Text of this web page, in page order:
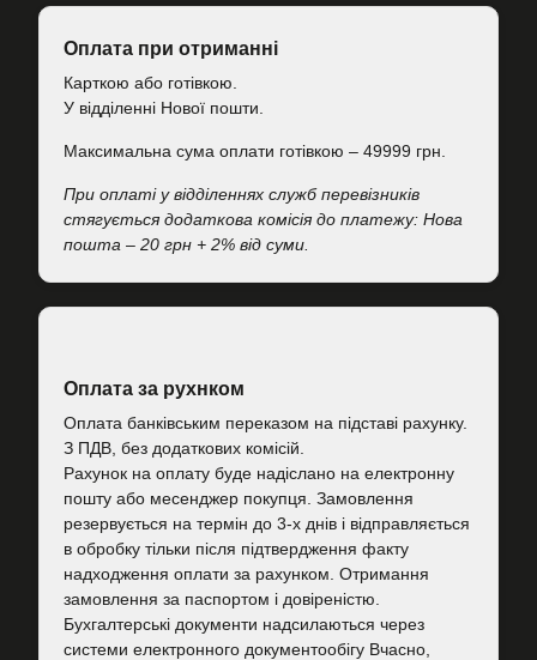
Оплата при отриманні
Карткою або готівкою.
У відділенні Нової пошти.
Максимальна сума оплати готівкою – 49999 грн.
При оплаті у відділеннях служб перевізників
стягується додаткова комісія до платежу: Нова
пошта – 20 грн + 2% від суми.
Оплата за рухнком
Оплата банківським переказом на підставі рахунку.
З ПДВ, без додаткових комісій.
Рахунок на оплату буде надіслано на електронну
пошту або месенджер покупця. Замовлення
резервується на термін до 3-х днів і відправляється
в обробку тільки після підтвердження факту
надходження оплати за рахунком. Отримання
замовлення за паспортом і довіреністю.
Бухгалтерські документи надсилаються через
системи електронного документообігу Вчасно,